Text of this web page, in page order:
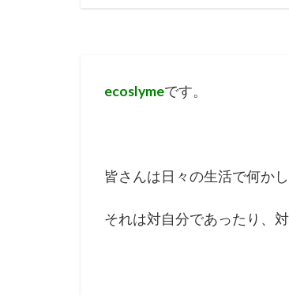
ecoslymeです。
皆さんは日々の生活で何か
それは対自分であったり、